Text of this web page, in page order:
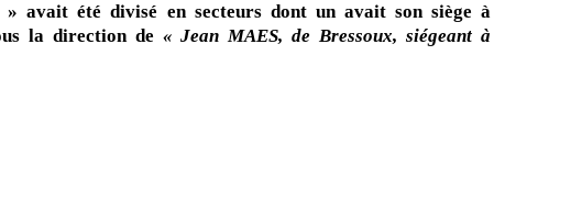
avait été divisé en secteurs dont un avait son siège à
la direction de «Jean MAES, de Bressoux, siégeant à